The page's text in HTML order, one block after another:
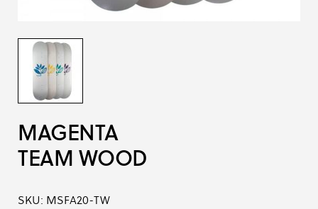
MAGENTA
TEAM WOOD
SKU: MSFA20-TW